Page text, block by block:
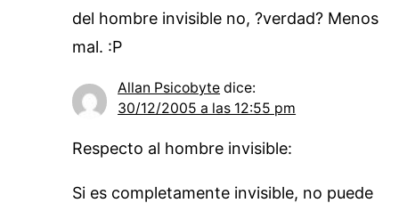
del hombre invisible no, ?verdad? Menos
mal. :P
Allan Psicobyte dice:
30/12/2005 a las 12:55 pm
Respecto al hombre invisible:
Si es completamente invisible, no puede